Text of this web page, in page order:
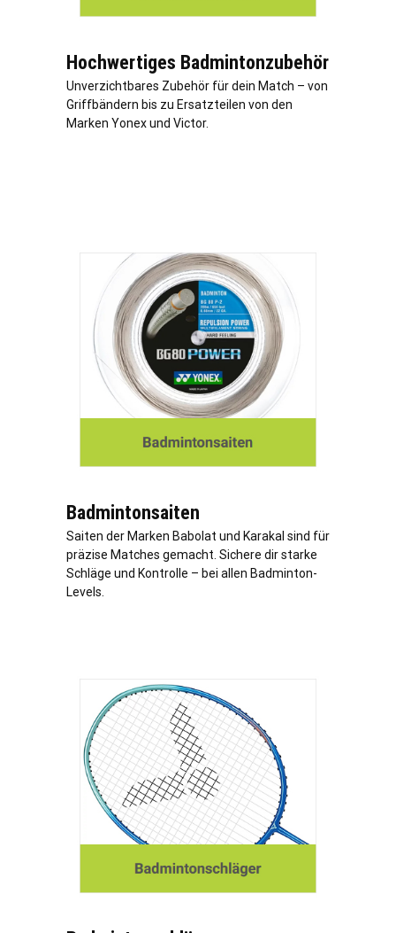
Hochwertiges Badmintonzubehör
Unverzichtbares Zubehör für dein Match – von
Griffbändern bis zu Ersatzteilen von den
Marken Yonex und Victor.
Badmintonsaiten
Saiten der Marken Babolat und Karakal sind für
präzise Matches gemacht. Sichere dir starke
Schläge und Kontrolle – bei allen Badminton-
Levels.